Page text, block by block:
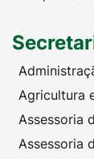
Agricultura
Assessoria
Assessoria